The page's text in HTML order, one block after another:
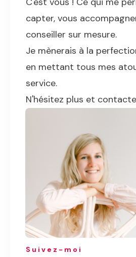
capter, vous
conseiller sur mesure.
Je mènerais à la
en mettant tous mes
service.
N'hésitez plus et
Suivez-moi